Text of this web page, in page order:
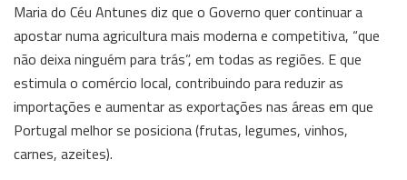
Maria do Céu Antunes diz que o Governo quer continuar a
apostar numa agricultura mais moderna e competitiva, “que
não deixa ninguém para trás”, em todas as regiões. E que
estimula o comércio local, contribuindo para reduzir as
importações e aumentar as exportações nas áreas em que
Portugal melhor se posiciona (frutas, legumes, vinhos,
carnes, azeites).